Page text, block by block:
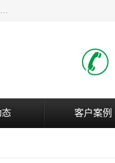
该类保护膜有复合，透明、奶白、蓝色、黑白等膜型。特高粘，高粘，中高粘，中粘，中低粘，低粘等。对于不同的粘力要求有相应的产品相适配。无胶渍残留污染。在较宽的收卷幅度下平整无皱纹，收卷长度大，利于机械化及自动化施工粘贴。为您的产品提供的表面保护解决方案。 产品广泛适用于：铝材、不锈钢、金属、塑料、电子、家电、家具、玻璃、化工材料、装饰材料等。
态 客户案例